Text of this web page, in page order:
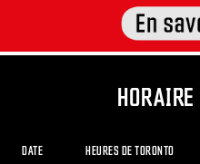
DATE HEURES DE TORONTO